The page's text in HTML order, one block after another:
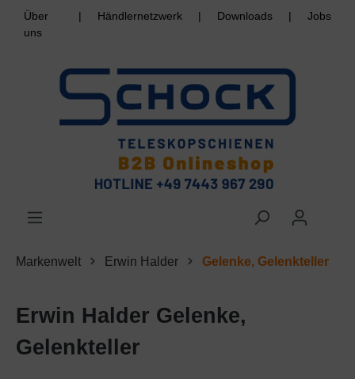
Über
uns
| Händlernetzwerk | Downloads | Jobs
Markenwelt Erwin Halder Gelenke, Gelenkteller
Erwin Halder Gelenke,
Gelenkteller